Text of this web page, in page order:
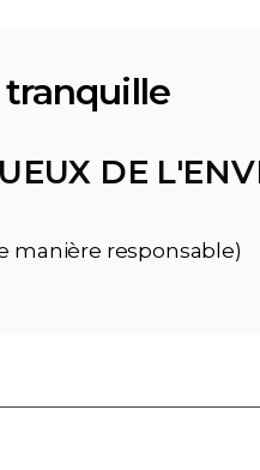
tranquille
DE
manière responsable)